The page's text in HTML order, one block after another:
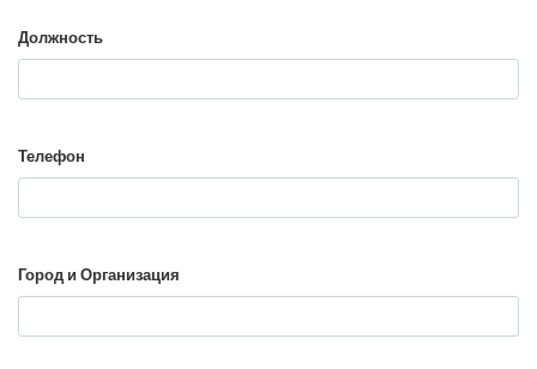
Должность
Телефон
Город и Организация